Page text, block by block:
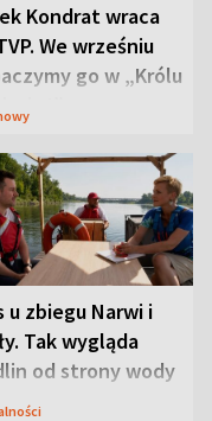
Kondrat wraca
We wrześniu
go w „Królu
I”
u zbiegu Narwi i
Tak wygląda
od strony wody